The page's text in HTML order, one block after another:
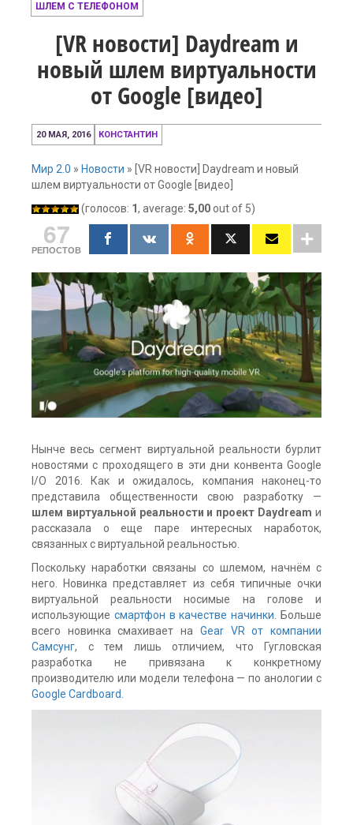
ШЛЕМ С ТЕЛЕФОНОМ
[VR новости] Daydream и
новый шлем виртуальности
от Google [видео]
20 МАЯ, 2016
23
мая,
КОНСТАНТИН
Мир 2.0 » Новости » [VR новости] Daydream и новый
шлем виртуальности от Google [видео]
(голосов: 1, average: 5,00out of 5)
67
РЕПОСТОВ
Нынче весь сегмент виртуальной реальности бурлит
новостями с проходящего в эти дни конвента Google
I/O 2016. Как и ожидалось, компания наконец-то
представила общественности свою разработку —
шлем виртуальной реальности и проект Daydream и
рассказала о еще паре интересных наработок,
связанных с виртуальной реальностью.
Поскольку наработки связаны со шлемом, начнём с
него. Новинка представляет из себя типичные очки
виртуальной реальности носимые на голове и
использующие смартфон в качестве начинки. Больше
всего новинка смахивает на Gear VR от компании
Самсунг, с тем лишь отличием, что Гугловская
разработка не привязана к конкретному
производителю или модели телефона — по анологии с
Google Cardboard.